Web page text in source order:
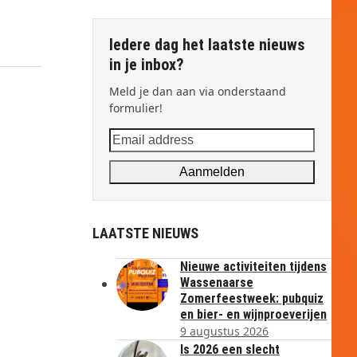
Iedere dag het laatste nieuws
in je inbox?
Meld je dan aan via onderstaand
formulier!
Email
address
Aanmelden
LAATSTE NIEUWS
Nieuwe activiteiten tijdens
Wassenaarse
Zomerfeestweek: pubquiz
en bier- en wijnproeverijen
9 augustus 2026
Is 2026 een slecht